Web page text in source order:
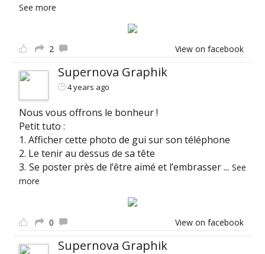
See more
2 View on facebook
Supernova Graphik
4 years ago
Nous vous offrons le bonheur !
Petit tuto :
1. Afficher cette photo de gui sur son téléphone
2. Le tenir au dessus de sa tête
3. Se poster près de l’être aimé et l’embrasser... See
more
0 View on facebook
Supernova Graphik